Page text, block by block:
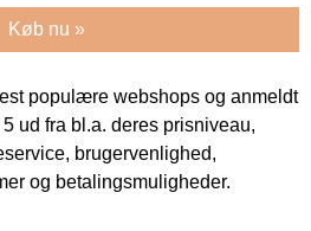
Køb nu »
populære webshops og anmeldt
ud fra bl.a. deres prisniveau,
brugervenlighed,
og betalingsmuligheder.